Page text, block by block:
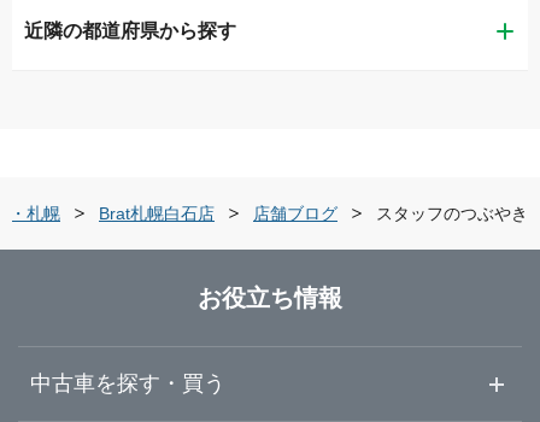
ガリバー札幌藻岩店
LIBERALA リベラーラ札幌白石
LIBERALA リベラーラ札幌宮の沢
札幌市中央区
近隣の都道府県から探す
・札幌 Brat札幌白石店 店舗ブログ スタッフのつぶやき
お役立ち情報
中古車を探す・買う